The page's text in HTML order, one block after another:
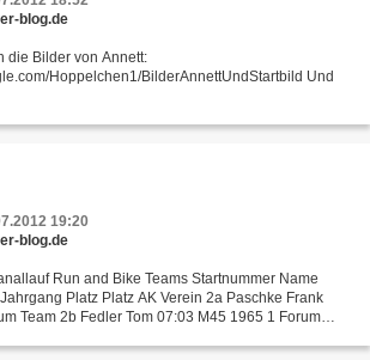
blog.de
die Bilder von Annett:
Hoppelchen1/BilderAnnettUndStartbild Und
19:20
blog.de
Run and Bike Teams Startnummer Name
Platz Platz AK Verein 2a Paschke Frank
Team 2b Fedler Tom 07:03 M45 1965 1 Forum